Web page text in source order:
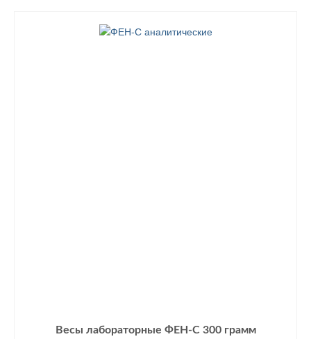
Весы лабораторные ФЕН-С 300 грамм